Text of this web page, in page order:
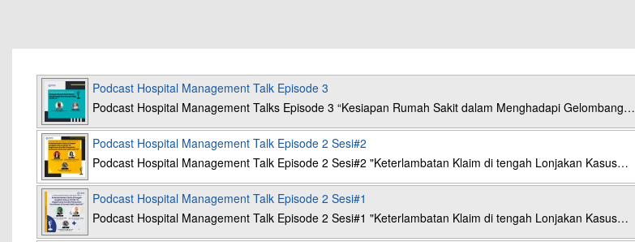
Podcast Hospital Management Talk Episode 3
Podcast Hospital Management Talks Episode 3 “Kesiapan Rumah Sakit dalam Menghadapi Gelombang…
Podcast Hospital Management Talk Episode 2 Sesi#2
Podcast Hospital Management Talk Episode 2 Sesi#2 "Keterlambatan Klaim di tengah Lonjakan Kasus…
Podcast Hospital Management Talk Episode 2 Sesi#1
Podcast Hospital Management Talk Episode 2 Sesi#1 "Keterlambatan Klaim di tengah Lonjakan Kasus…